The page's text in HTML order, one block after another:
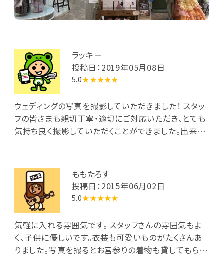
ラッキー
投稿日：2019年05月08日
5.0★★★★★
ウェディングの写真を撮影していただきました！ スタッ
フの皆さまも親切丁寧・適切にご対応いただき、とても
気持ち良く撮影していただくことができました。出来映
ももたろす
投稿日：2015年06月02日
5.0★★★★★
気軽に入れる雰囲気です。 スタッフさんの雰囲気もよ
く、子供に優しいです。衣装も可愛いものがたくさんあ
りました。写真を撮るとお宮参りの着物も貸してもらえ